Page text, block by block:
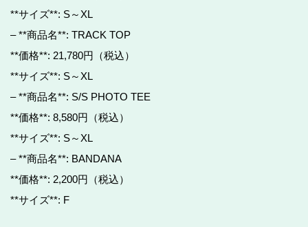
**サイズ**: S～XL
– **商品名**: TRACK TOP
**価格**: 21,780円（税込）
**サイズ**: S～XL
– **商品名**: S/S PHOTO TEE
**価格**: 8,580円（税込）
**サイズ**: S～XL
– **商品名**: BANDANA
**価格**: 2,200円（税込）
**サイズ**: F